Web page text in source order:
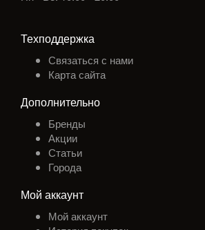
Техподдержка
Связаться с нами
Карта сайта
Дополнительно
Бренды
Акции
Статьи
Города
Мой аккаунт
Мой аккаунт